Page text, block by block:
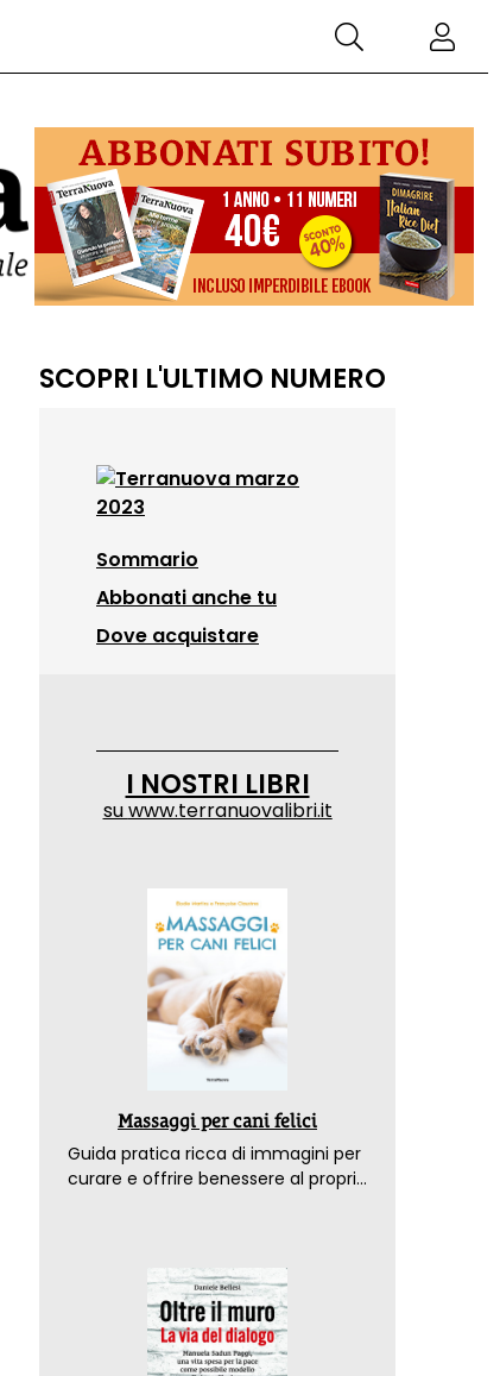
SCOPRI L'ULTIMO NUMERO
Sommario
Abbonati anche tu
Dove acquistare
I NOSTRI LIBRI
suwww.terranuovalibri.it
Massaggi per cani felici
Guida pratica ricca di immagini per
curare e offrire benessere al proprio